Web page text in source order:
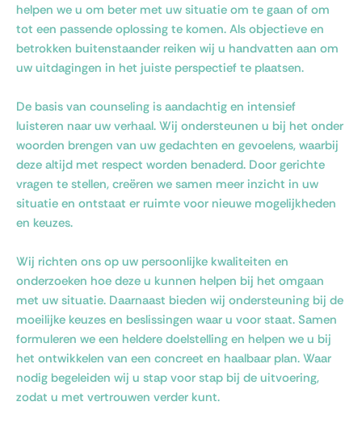
helpen we u om beter met uw situatie om te gaan of om
tot een passende oplossing te komen. Als objectieve en
betrokken buitenstaander reiken wij u handvatten aan om
uw uitdagingen in het juiste perspectief te plaatsen.
De basis van counseling is aandachtig en intensief
luisteren naar uw verhaal. Wij ondersteunen u bij het onder
woorden brengen van uw gedachten en gevoelens, waarbij
deze altijd met respect worden benaderd. Door gerichte
vragen te stellen, creëren we samen meer inzicht in uw
situatie en ontstaat er ruimte voor nieuwe mogelijkheden
en keuzes.
Wij richten ons op uw persoonlijke kwaliteiten en
onderzoeken hoe deze u kunnen helpen bij het omgaan
met uw situatie. Daarnaast bieden wij ondersteuning bij de
moeilijke keuzes en beslissingen waar u voor staat. Samen
formuleren we een heldere doelstelling en helpen we u bij
het ontwikkelen van een concreet en haalbaar plan. Waar
nodig begeleiden wij u stap voor stap bij de uitvoering,
zodat u met vertrouwen verder kunt.